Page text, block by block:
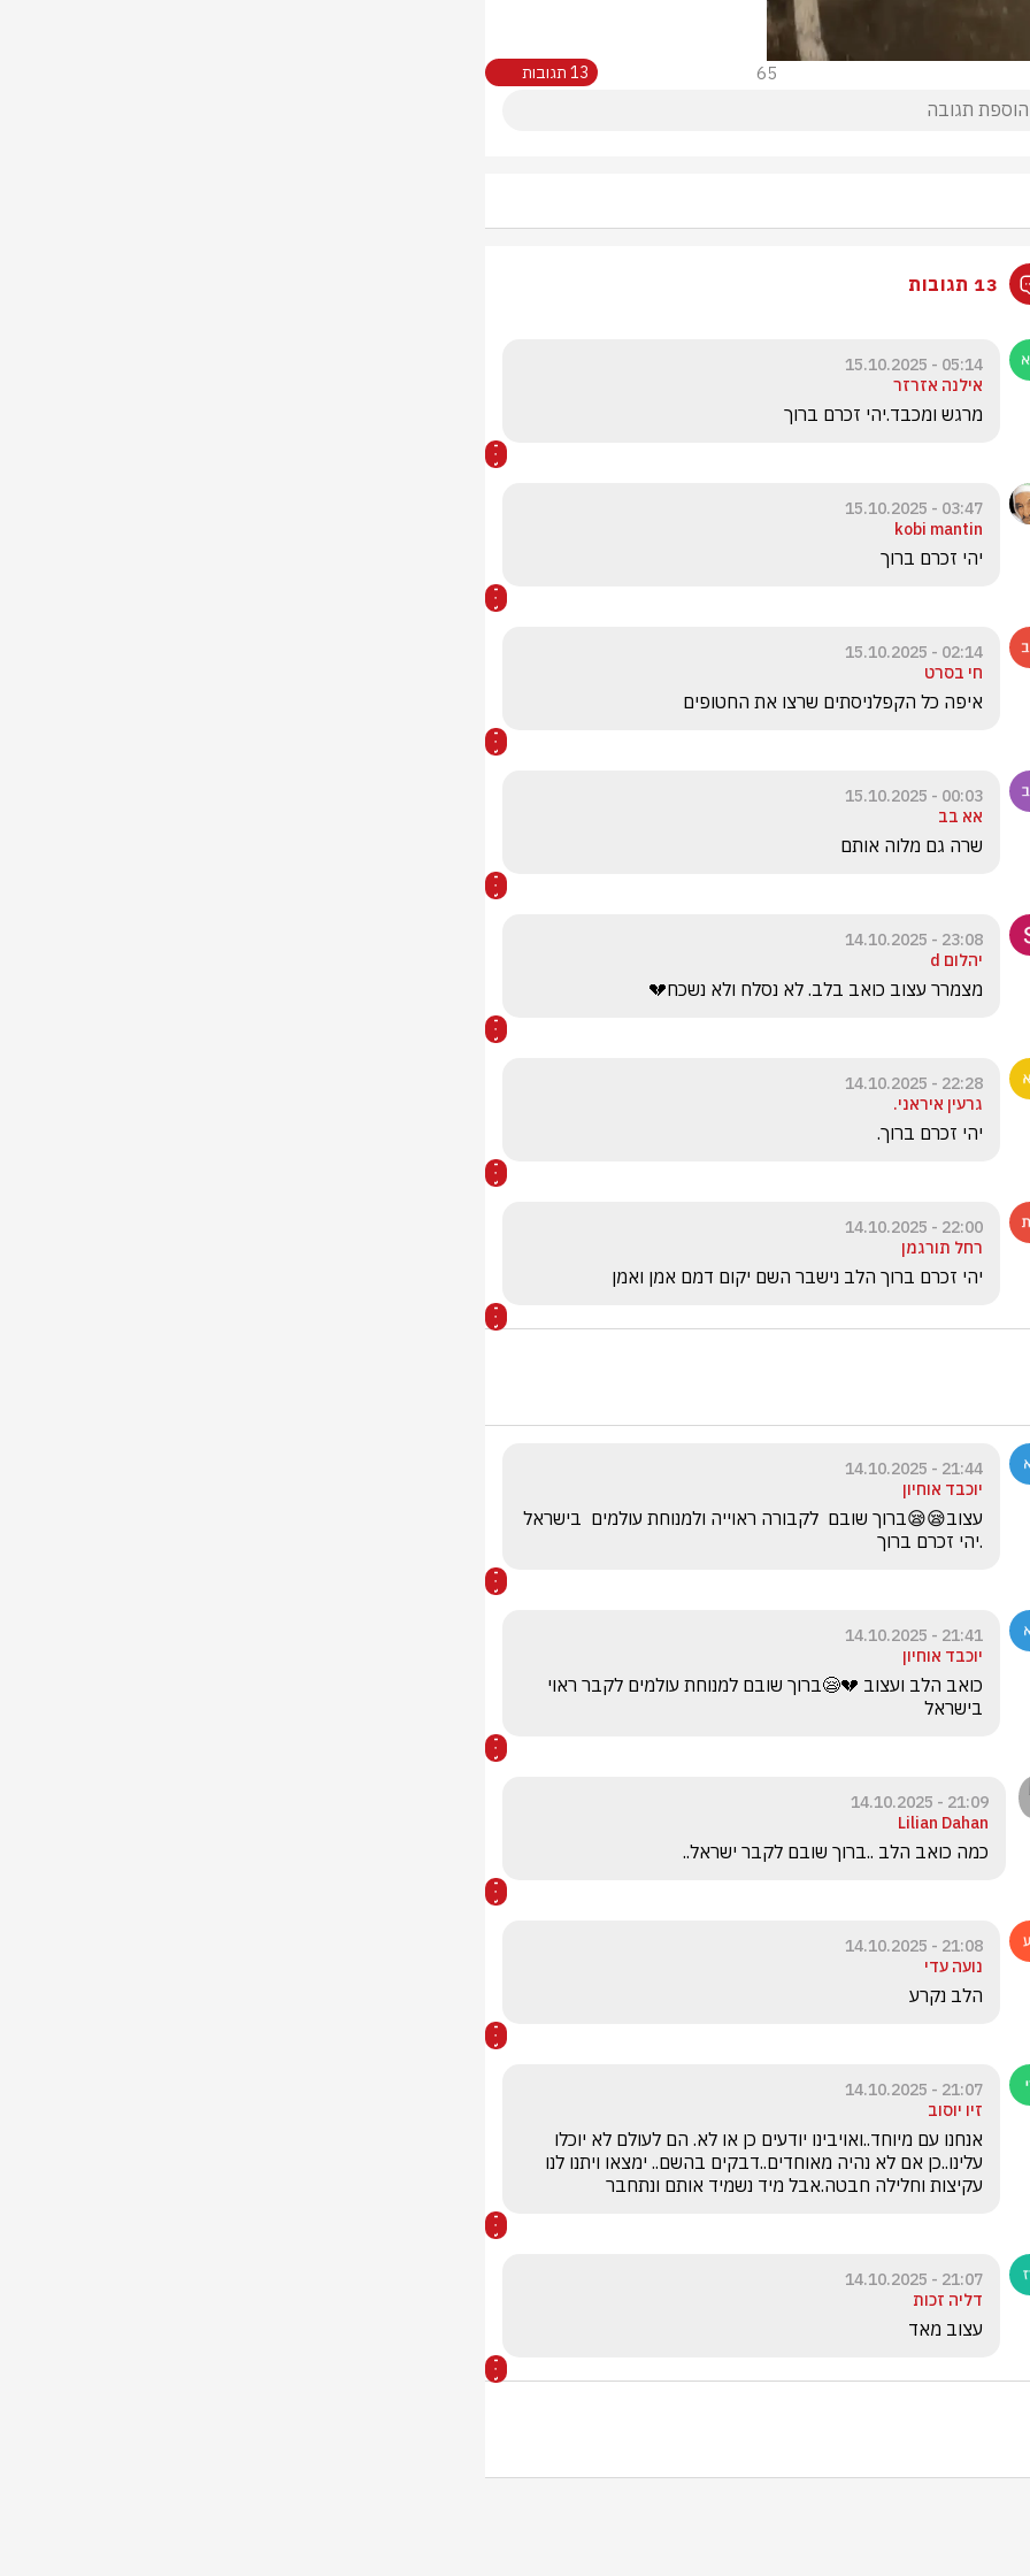
65 13 תגובות
13 תגובות
05:14 - 15.10.2025
אילנה אזרזר
מרגש ומכבד.יהי זכרם ברוך
03:47 - 15.10.2025
kobi mantin
יהי זכרם ברוך
02:14 - 15.10.2025
חי בסרט
איפה כל הקפלניסתים שרצו את החטופים
00:03 - 15.10.2025
אא בב
שרה גם מלוה אותם
23:08 - 14.10.2025
יהלום d
מצמרר עצוב כואב בלב. לא נסלח ולא נשכח💔
22:28 - 14.10.2025
גרעין איראני.
יהי זכרם ברוך.
22:00 - 14.10.2025
רחל תורגמן
יהי זכרם ברוך הלב נישבר השם יקום דמם אמן ואמן
21:44 - 14.10.2025
יוכבד אוחיון
.יהי זכרם ברוך
21:41 - 14.10.2025
יוכבד אוחיון
בישראל
21:09 - 14.10.2025
Lilian Dahan
כמה כואב הלב ..ברוך שובם לקבר ישראל..
21:08 - 14.10.2025
נועה עדי
הלב נקרע
21:07 - 14.10.2025
זיו יוסוב
עקיצות וחלילה חבטה.אבל מיד נשמיד אותם ונתחבר
21:07 - 14.10.2025
דליה זכות
עצוב מאד